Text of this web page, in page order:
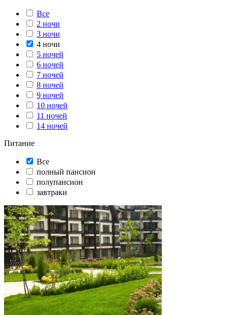
Все
2 ночи
3 ночи
4 ночи
5 ночей
6 ночей
7 ночей
8 ночей
9 ночей
10 ночей
11 ночей
14 ночей
Питание
Все
полный пансион
полупансион
завтраки